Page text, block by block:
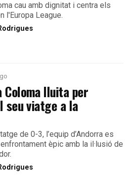
cau amb dignitat i centra els
l'Europa League.
Coloma lluita per
seu viatge a la
de 0-3, l’equip d’Andorra es
èpic amb la il·lusió de